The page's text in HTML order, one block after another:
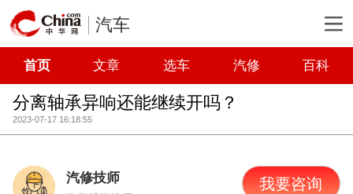
汽车
首页 文章 选车 汽修 百科
分离轴承异响还能继续开吗？
2023-07-17 16:18:55
汽修技师 我要咨询